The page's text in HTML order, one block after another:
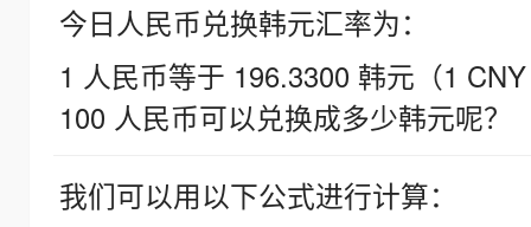
今日人民币兑换韩元汇率为：
1 人民币等于 196.3300 韩元（1
100 人民币可以兑换成多少韩元呢？
我们可以用以下公式进行计算：